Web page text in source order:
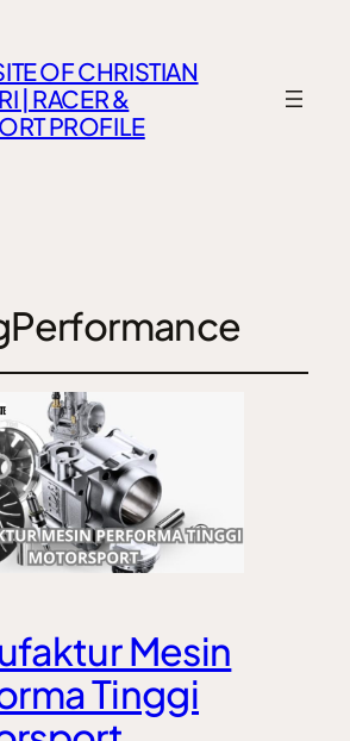
OF CHRISTIAN
| RACER &
PROFILE
Mesin
Tinggi